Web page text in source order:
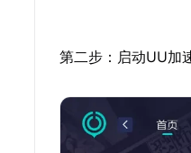
第二步：启动UU加